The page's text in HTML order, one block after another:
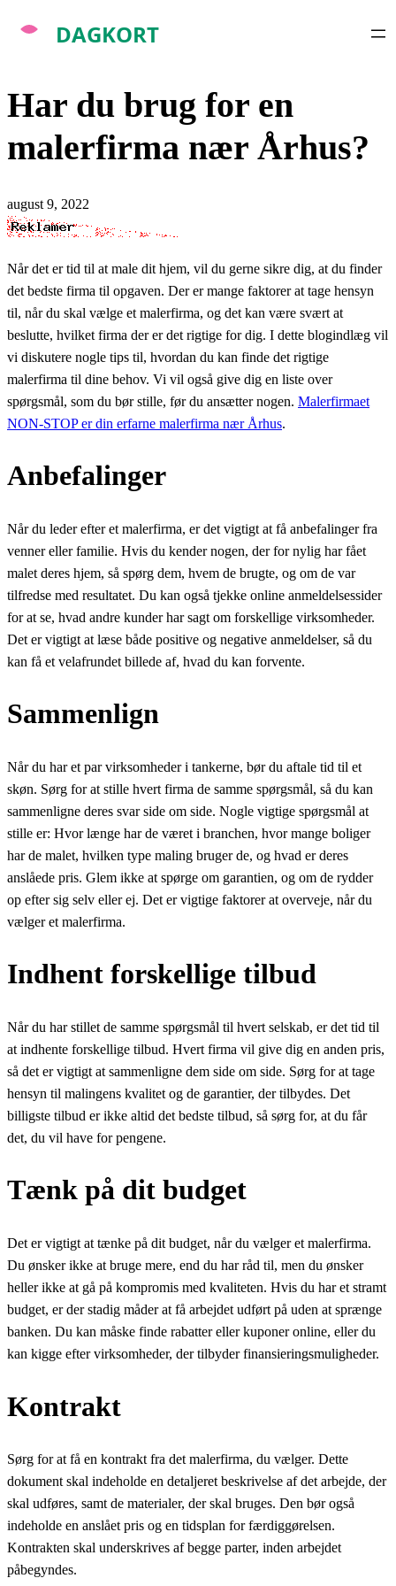
Har du brug for en
malerfirma nær Århus?
august 9, 2022
Når det er tid til at male dit hjem, vil du gerne sikre dig, at du finder
det bedste firma til opgaven. Der er mange faktorer at tage hensyn
til, når du skal vælge et malerfirma, og det kan være svært at
beslutte, hvilket firma der er det rigtige for dig. I dette blogindlæg vil
vi diskutere nogle tips til, hvordan du kan finde det rigtige
malerfirma til dine behov. Vi vil også give dig en liste over
spørgsmål, som du bør stille, før du ansætter nogen. Malerfirmaet
NON-STOP er din erfarne malerfirma nær Århus.
Anbefalinger
Når du leder efter et malerfirma, er det vigtigt at få anbefalinger fra
venner eller familie. Hvis du kender nogen, der for nylig har fået
malet deres hjem, så spørg dem, hvem de brugte, og om de var
tilfredse med resultatet. Du kan også tjekke online anmeldelsessider
for at se, hvad andre kunder har sagt om forskellige virksomheder.
Det er vigtigt at læse både positive og negative anmeldelser, så du
kan få et velafrundet billede af, hvad du kan forvente.
Sammenlign
Når du har et par virksomheder i tankerne, bør du aftale tid til et
skøn. Sørg for at stille hvert firma de samme spørgsmål, så du kan
sammenligne deres svar side om side. Nogle vigtige spørgsmål at
stille er: Hvor længe har de været i branchen, hvor mange boliger
har de malet, hvilken type maling bruger de, og hvad er deres
anslåede pris. Glem ikke at spørge om garantien, og om de rydder
op efter sig selv eller ej. Det er vigtige faktorer at overveje, når du
vælger et malerfirma.
Indhent forskellige tilbud
Når du har stillet de samme spørgsmål til hvert selskab, er det tid til
at indhente forskellige tilbud. Hvert firma vil give dig en anden pris,
så det er vigtigt at sammenligne dem side om side. Sørg for at tage
hensyn til malingens kvalitet og de garantier, der tilbydes. Det
billigste tilbud er ikke altid det bedste tilbud, så sørg for, at du får
det, du vil have for pengene.
Tænk på dit budget
Det er vigtigt at tænke på dit budget, når du vælger et malerfirma.
Du ønsker ikke at bruge mere, end du har råd til, men du ønsker
heller ikke at gå på kompromis med kvaliteten. Hvis du har et stramt
budget, er der stadig måder at få arbejdet udført på uden at sprænge
banken. Du kan måske finde rabatter eller kuponer online, eller du
kan kigge efter virksomheder, der tilbyder finansieringsmuligheder.
Kontrakt
Sørg for at få en kontrakt fra det malerfirma, du vælger. Dette
dokument skal indeholde en detaljeret beskrivelse af det arbejde, der
skal udføres, samt de materialer, der skal bruges. Den bør også
indeholde en anslået pris og en tidsplan for færdiggørelsen.
Kontrakten skal underskrives af begge parter, inden arbejdet
påbegyndes.